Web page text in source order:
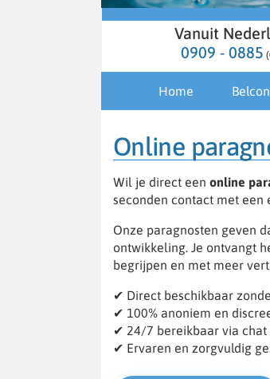
Vanuit
0909 - 0885
Home
Online
Wil je direct een online
seconden contact met een
Onze paragnosten geven
ontwikkeling. Je ontvangt
begrijpen en met meer
✔ Direct beschikbaar
✔ 100% anoniem en
✔ 24/7 bereikbaar via chat
✔ Ervaren en zorgvuldig